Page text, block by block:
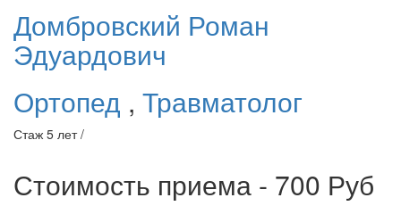
Домбровский Роман
Эдуардович
Ортопед , Травматолог
Стаж 5 лет /
Стоимость приема - 700 Руб